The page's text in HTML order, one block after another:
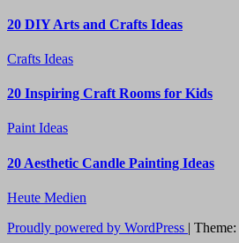
20 DIY Arts and Crafts Ideas
Crafts Ideas
20 Inspiring Craft Rooms for Kids
Paint Ideas
20 Aesthetic Candle Painting Ideas
Heute Medien
Proudly powered by WordPress | Theme: